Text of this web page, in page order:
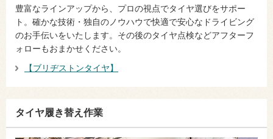
豊富なラインアップから、プロの視点でタイヤ選びをサポー
ト。確かな技術・独自のノウハウで快適で安心なドライビング
のお手伝いをいたします。その後のタイヤ点検などアフターフ
ォローもおまかせください。
【ブリヂストンタイヤ】
タイヤ履き替え作業